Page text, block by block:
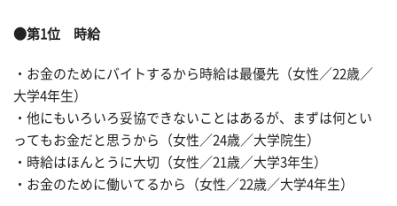
●第1位 時給
・お金のためにバイトするから時給は最優先（女性／22歳／
大学4年生）
・他にもいろいろ妥協できないことはあるが、まずは何とい
ってもお金だと思うから（女性／24歳／大学院生）
・時給はほんとうに大切（女性／21歳／大学3年生）
・お金のために働いてるから（女性／22歳／大学4年生）